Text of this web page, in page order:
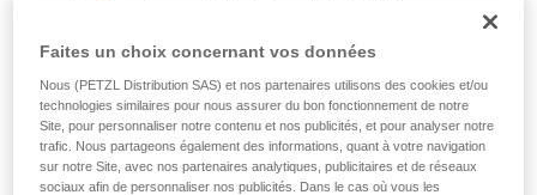
Faites un choix concernant vos données
Nous (PETZL Distribution SAS) et nos partenaires utilisons des cookies et/ou
technologies similaires pour nous assurer du bon fonctionnement de notre
Site, pour personnaliser notre contenu et nos publicités, et pour analyser notre
trafic. Nous partageons également des informations, quant à votre navigation
sur notre Site, avec nos partenaires analytiques, publicitaires et de réseaux
sociaux afin de personnaliser nos publicités. Dans le cas où vous les